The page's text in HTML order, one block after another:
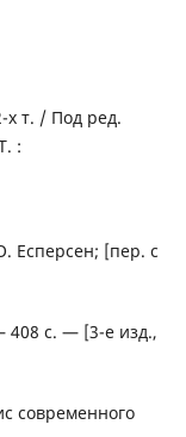
х т. / Под ред.
:
Есперсен; [пер. с
с. — [3-е изд.,
современного